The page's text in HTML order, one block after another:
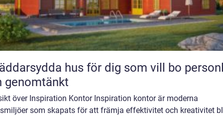
hus för dig som vill bo
genomtänkt
över Inspiration Kontor Inspiration kontor är moderna
som skapats för att främja effektivitet och kreativitet